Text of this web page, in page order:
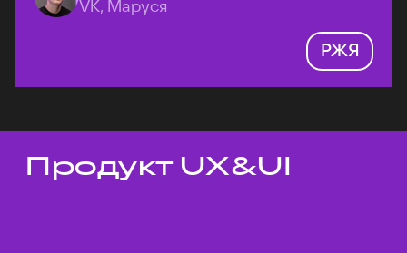
VK, Маруся
РЖЯ
Темы докладов
Продукт UX&UI